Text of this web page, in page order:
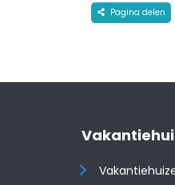
Pagina delen